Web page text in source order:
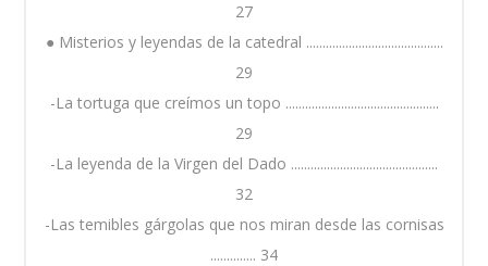
27
● Misterios y leyendas de la catedral ..........................................
29
-La tortuga que creímos un topo ...............................................
29
-La leyenda de la Virgen del Dado .............................................
32
-Las temibles gárgolas que nos miran desde las cornisas
.............. 34